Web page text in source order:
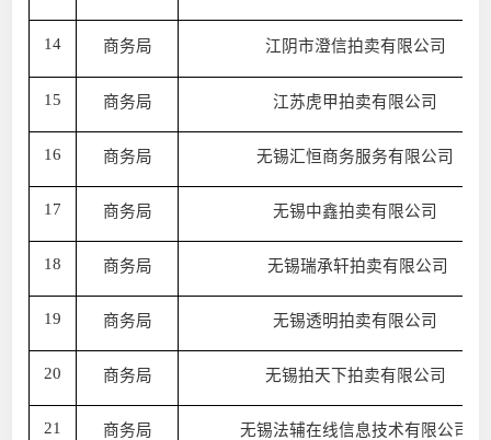
14 商务局 江阴市澄信拍卖有限公司
15 商务局 江苏虎甲拍卖有限公司
16 商务局 无锡汇恒商务服务有限公司
17 商务局 无锡中鑫拍卖有限公司
18 商务局 无锡瑞承轩拍卖有限公司
19 商务局 无锡透明拍卖有限公司
20 商务局 无锡拍天下拍卖有限公司
21 商务局 无锡法辅在线信息技术有限公司